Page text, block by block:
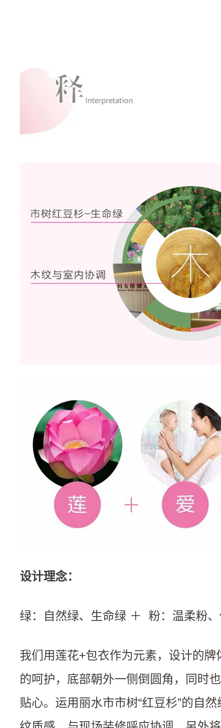
设计理念：
绿：自然绿、生命绿 ＋ 粉：温柔粉
我们用莲花+包衣作为元素，设计的
的呵护，底部朝外一侧倒圆角，同时
贴心。运用丽水市市树“红豆杉”的自